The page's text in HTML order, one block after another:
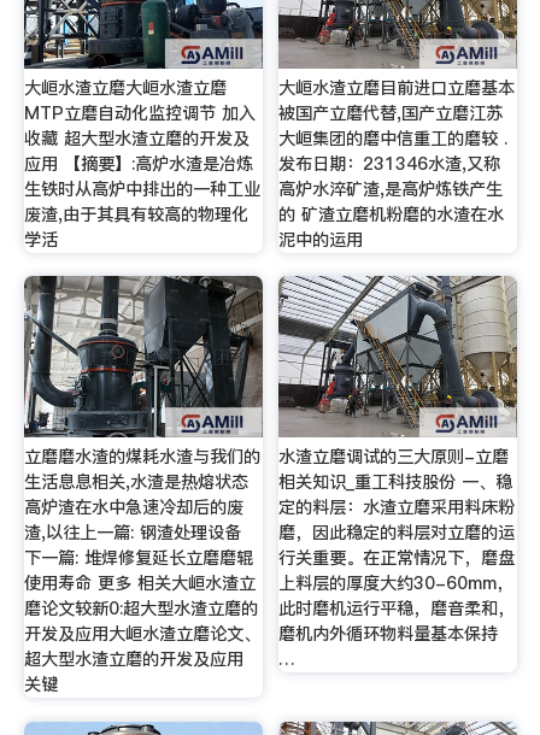
大峘水渣立磨大峘水渣立磨
MTP立磨自动化监控调节 加入
收藏 超大型水渣立磨的开发及
应用 【摘要】:高炉水渣是冶炼
生铁时从高炉中排出的一种工业
废渣,由于其具有较高的物理化
学活
大峘水渣立磨目前进口立磨基本
被国产立磨代替,国产立磨江苏
大峘集团的磨中信重工的磨较 .
发布日期：231346水渣,又称
高炉水淬矿渣,是高炉炼铁产生
的 矿渣立磨机粉磨的水渣在水
泥中的运用
立磨磨水渣的煤耗水渣与我们的
生活息息相关,水渣是热熔状态
高炉渣在水中急速冷却后的废
渣,以往上一篇: 钢渣处理设备
下一篇: 堆焊修复延长立磨磨辊
使用寿命 更多 相关大峘水渣立
磨论文较新0:超大型水渣立磨的
开发及应用大峘水渣立磨论文、
超大型水渣立磨的开发及应用
关键
水渣立磨调试的三大原则-立磨
相关知识_重工科技股份 一、稳
定的料层：水渣立磨采用料床粉
磨，因此稳定的料层对立磨的运
行关重要。在正常情况下，磨盘
上料层的厚度大约30-60mm，
此时磨机运行平稳，磨音柔和，
磨机内外循环物料量基本保持
…